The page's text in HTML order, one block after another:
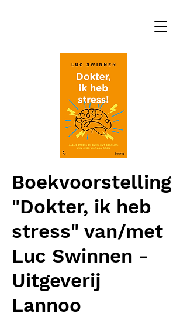
Boekvoorstelling
"Dokter, ik heb
stress" van/met
Luc Swinnen -
Uitgeverij
Lannoo